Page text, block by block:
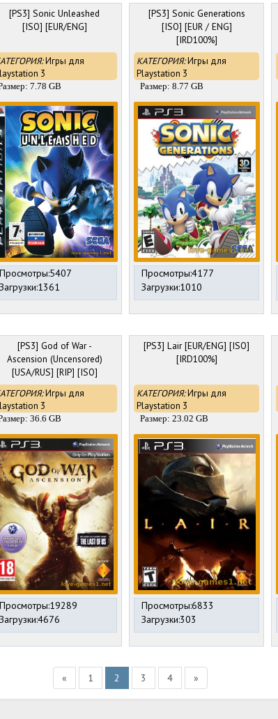
[PS3] Sonic Unleashed
[ISO] [EUR/ENG]
Игры для
3
7.78 GB
Просмотры:5407
Загрузки:1361
[PS3] Sonic Generations
[ISO] [EUR / ENG]
[IRD100%]
КАТЕГОРИЯ:Игры для
Playstation 3
Размер: 8.77 GB
Просмотры:4177
Загрузки:1010
[PS3] God of War -
Ascension (Uncensored)
[USA/RUS] [RIP] [ISO]
Игры для
3
36.6 GB
Просмотры:19289
Загрузки:4676
[PS3] Lair [EUR/ENG] [ISO]
[IRD100%]
КАТЕГОРИЯ:Игры для
Playstation 3
Размер: 23.02 GB
Просмотры:6833
Загрузки:303
« 1 2 3 4 »